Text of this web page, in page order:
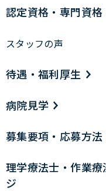
認定資格・専門資格
スタッフの声
待遇・福利厚生
病院見学
募集要項・応募方法
理学療法士・作業
ジ